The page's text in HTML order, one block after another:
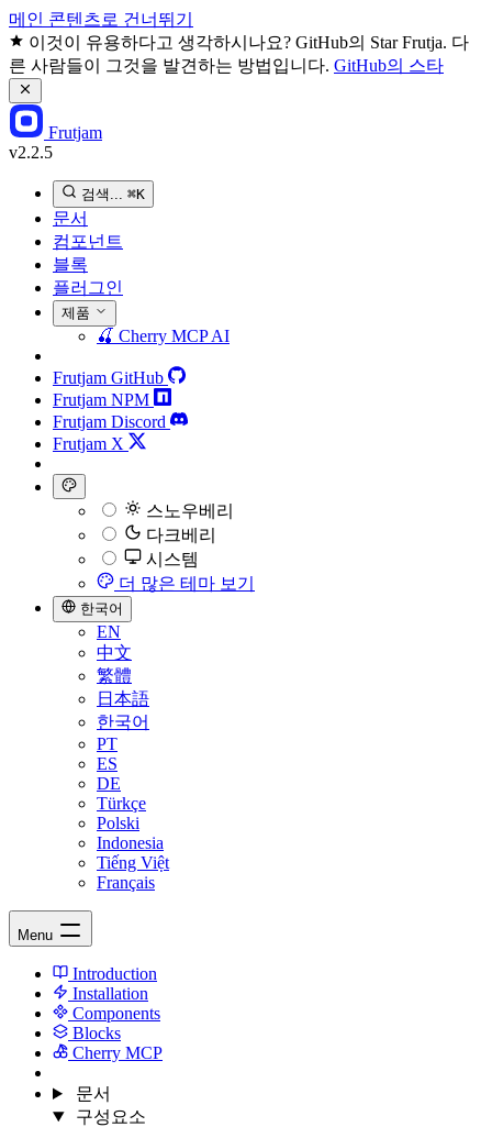
메인 콘텐츠로 건너뛰기
이것이 유용하다고 생각하시나요? GitHub의 Star Frutja. 다
른 사람들이 그것을 발견하는 방법입니다. GitHub의 스타
Frutjam
v2.2.5
검색... ⌘K
문서
컴포넌트
블록
플러그인
제품
🍒 Cherry MCPAI
Frutjam GitHub
Frutjam NPM
Frutjam Discord
Frutjam X
스노우베리
다크베리
시스템
더 많은 테마 보기
한국어
EN
中文
繁體
日本語
한국어
PT
ES
DE
Türkçe
Polski
Indonesia
Tiếng Việt
Français
Menu
Introduction
Installation
Components
Blocks
Cherry MCP
문서
구성요소